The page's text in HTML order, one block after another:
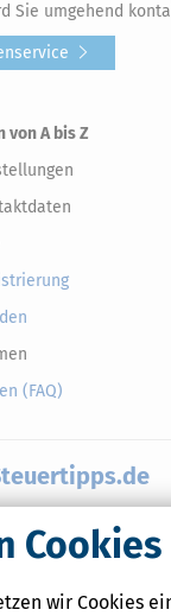
Cookies
wir Cookies
Sie umgehend
A bis Z
(FAQ)
Formular, um ein
Sie umgehend